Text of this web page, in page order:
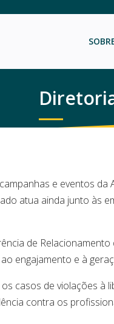
e eventos
atua ainda junto às
de
engajamento e à
casos de violações
contra os